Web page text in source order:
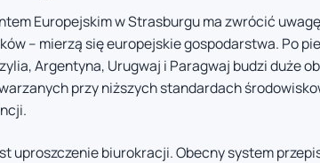
Europejskim w Strasburgu ma zwrócić
– mierzą się europejskie gospodarstwa. Po
Argentyna, Urugwaj i Paragwaj budzi duże
przy niższych standardach
uproszczenie biurokracji. Obecny system